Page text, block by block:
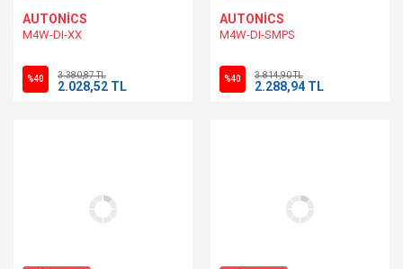
AUTONİCS
M4W-DI-XX
%40 3.380,87 TL
2.028,52 TL
AUTONİCS
M4W-DI-SMPS
%40 3.814,90 TL
2.288,94 TL